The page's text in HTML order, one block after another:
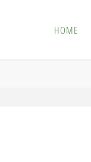
HOME